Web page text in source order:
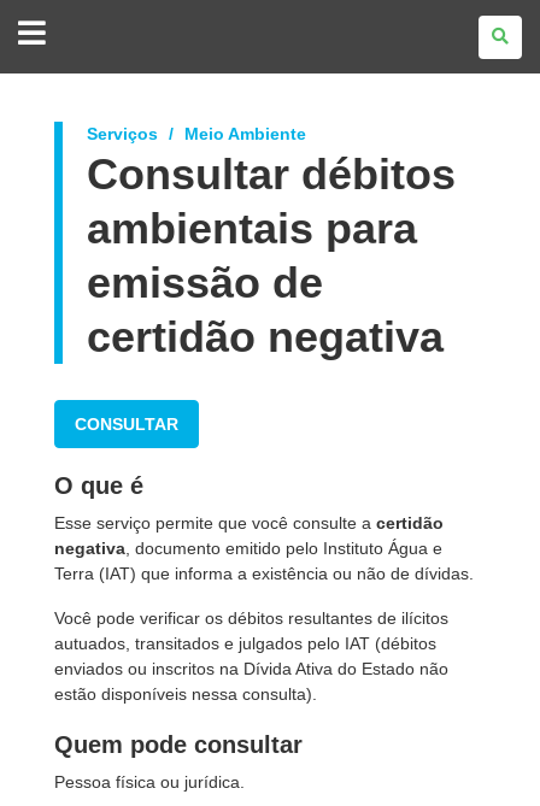
DO
Serviços Meio Ambiente
Consultar débitos
ambientais para
emissão de
certidão negativa
CONSULTAR
O que é
Esse serviço permite que você consulte a certidão
negativa , documento emitido pelo Instituto Água e
Terra (IAT) que informa a existência ou não de dívidas.
Você pode verificar os débitos resultantes de ilícitos
autuados, transitados e julgados pelo IAT (débitos
enviados ou inscritos na Dívida Ativa do Estado não
estão disponíveis nessa consulta).
Quem pode consultar
Pessoa física ou jurídica.